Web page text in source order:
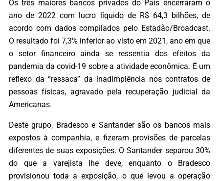
Os três maiores bancos privados do País encerraram o
ano de 2022 com lucro líquido de R$ 64,3 bilhões, de
acordo com dados compilados pelo Estadão/Broadcast.
O resultado foi 7,3% inferior ao visto em 2021, ano em que
o setor financeiro ainda se ressentia dos efeitos da
pandemia da covid-19 sobre a atividade econômica. É um
reflexo da “ressaca” da inadimplência nos contratos de
pessoas físicas, agravado pela recuperação judicial da
Americanas.
Deste grupo, Bradesco e Santander são os bancos mais
expostos à companhia, e fizeram provisões de parcelas
diferentes de suas exposições. O Santander separou 30%
do que a varejista lhe deve, enquanto o Bradesco
provisionou toda a exposição, o que levou a operação